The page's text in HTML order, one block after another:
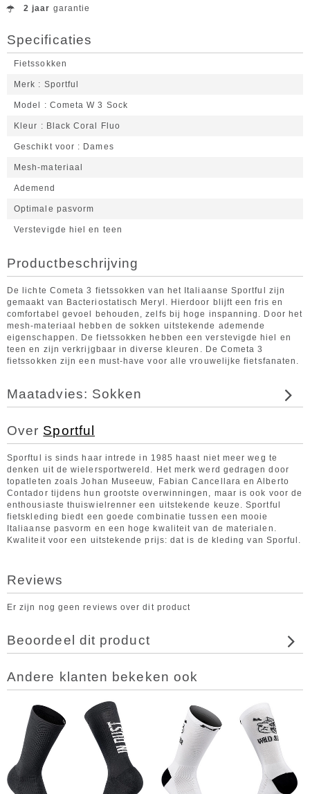
2 jaar garantie
Specificaties
Fietssokken
Merk Sportful
Model Cometa W 3 Sock
Kleur Black Coral Fluo
Geschikt voor Dames
Mesh-materiaal
Ademend
Optimale pasvorm
Verstevigde hiel en teen
Productbeschrijving
De lichte Cometa 3 fietssokken van het Italiaanse Sportful zijn
gemaakt van Bacteriostatisch Meryl. Hierdoor blijft een fris en
comfortabel gevoel behouden, zelfs bij hoge inspanning. Door het
mesh-materiaal hebben de sokken uitstekende ademende
eigenschappen. De fietssokken hebben een verstevigde hiel en
teen en zijn verkrijgbaar in diverse kleuren. De Cometa 3
fietssokken zijn een must-have voor alle vrouwelijke fietsfanaten.
Maatadvies: Sokken
Over Sportful
Sporftul is sinds haar intrede in 1985 haast niet meer weg te
denken uit de wielersportwereld. Het merk werd gedragen door
topatleten zoals Johan Museeuw, Fabian Cancellara en Alberto
Contador tijdens hun grootste overwinningen, maar is ook voor de
enthousiaste thuiswielrenner een uitstekende keuze. Sportful
fietskleding biedt een goede combinatie tussen een mooie
Italiaanse pasvorm en een hoge kwaliteit van de materialen.
Kwaliteit voor een uitstekende prijs: dat is de kleding van Sporful.
Reviews
Er zijn nog geen reviews over dit product
Beoordeel dit product
Andere klanten bekeken ook